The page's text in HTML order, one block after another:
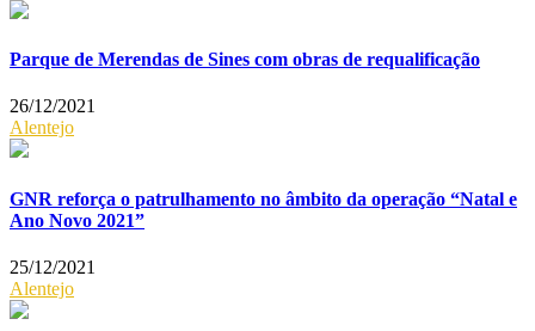
Parque de Merendas de Sines com obras de requalificação
26/12/2021
Alentejo
GNR reforça o patrulhamento no âmbito da operação “Natal e
Ano Novo 2021”
25/12/2021
Alentejo